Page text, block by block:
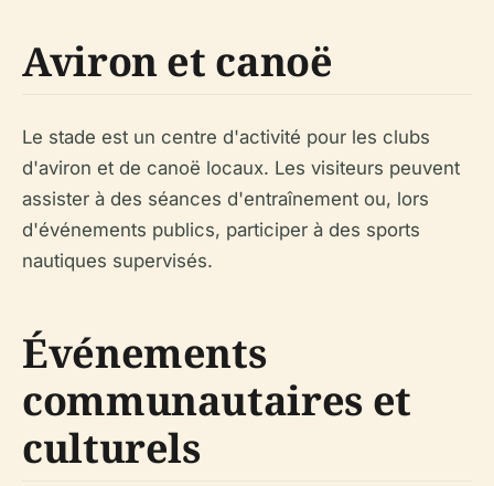
Aviron et canoë
Le stade est un centre d'activité pour les clubs
d'aviron et de canoë locaux. Les visiteurs peuvent
assister à des séances d'entraînement ou, lors
d'événements publics, participer à des sports
nautiques supervisés.
Événements
communautaires et
culturels